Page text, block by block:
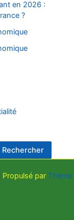
en 2026 :
?
Rechercher
par Thème